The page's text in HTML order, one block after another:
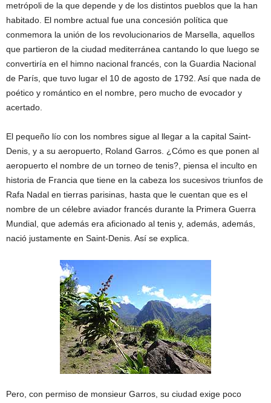
metrópoli de la que depende y de los distintos pueblos que la han
habitado. El nombre actual fue una concesión política que
conmemora la unión de los revolucionarios de Marsella, aquellos
que partieron de la ciudad mediterránea cantando lo que luego se
convertiría en el himno nacional francés, con la Guardia Nacional
de París, que tuvo lugar el 10 de agosto de 1792. Así que nada de
poético y romántico en el nombre, pero mucho de evocador y
acertado.
El pequeño lío con los nombres sigue al llegar a la capital Saint-
Denis, y a su aeropuerto, Roland Garros. ¿Cómo es que ponen al
aeropuerto el nombre de un torneo de tenis?, piensa el inculto en
historia de Francia que tiene en la cabeza los sucesivos triunfos de
Rafa Nadal en tierras parisinas, hasta que le cuentan que es el
nombre de un célebre aviador francés durante la Primera Guerra
Mundial, que además era aficionado al tenis y, además, además,
nació justamente en Saint-Denis. Así se explica.
Pero, con permiso de monsieur Garros, su ciudad exige poco